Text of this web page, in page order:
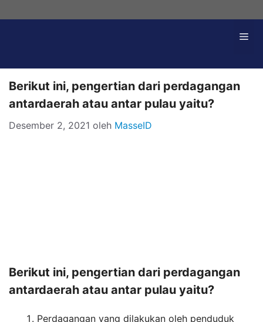
Berikut ini, pengertian dari perdagangan
antardaerah atau antar pulau yaitu?
Desember 2, 2021 oleh MasseID
Berikut ini, pengertian dari perdagangan
antardaerah atau antar pulau yaitu?
Perdagangan yang dilakukan oleh penduduk